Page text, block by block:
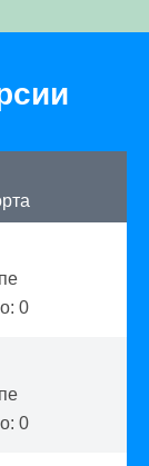
0
0